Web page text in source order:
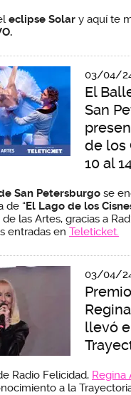
eclipse Solar y aquí te
03/04/
El
San
de los
10 al
San Petersburgo se
de “El Lago de los
las Artes, gracias a
entradas en Teleticket.
03/04/
llevó
Radio Felicidad, Regina
a la